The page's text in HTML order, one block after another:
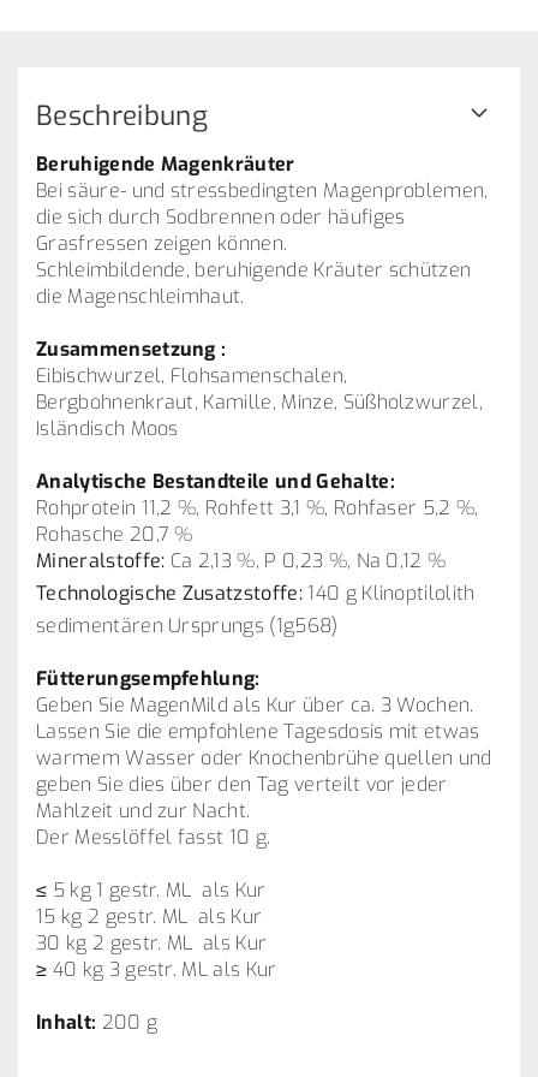
Beschreibung
Beruhigende Magenkräuter
Bei säure- und stressbedingten Magenproblemen,
die sich durch Sodbrennen oder häufiges
Grasfressen zeigen können.
Schleimbildende, beruhigende Kräuter schützen
die Magenschleimhaut.
Zusammensetzung :
Eibischwurzel, Flohsamenschalen,
Bergbohnenkraut, Kamille, Minze, Süßholzwurzel,
Isländisch Moos
Analytische Bestandteile und Gehalte:
Rohprotein 11,2 %, Rohfett 3,1 %, Rohfaser 5,2 %,
Rohasche 20,7 %
Mineralstoffe: Ca 2,13 %, P 0,23 %, Na 0,12 %
Technologische Zusatzstoffe: 140 g Klinoptilolith
sedimentären Ursprungs (1g568)
Fütterungsempfehlung:
Geben Sie MagenMild als Kur über ca. 3 Wochen.
Lassen Sie die empfohlene Tagesdosis mit etwas
warmem Wasser oder Knochenbrühe quellen und
geben Sie dies über den Tag verteilt vor jeder
Mahlzeit und zur Nacht.
Der Messlöffel fasst 10 g.
≤ 5 kg 1 gestr. ML als Kur
15 kg 2 gestr. ML als Kur
30 kg 2 gestr. ML als Kur
≥ 40 kg 3 gestr. ML als Kur
Inhalt: 200 g